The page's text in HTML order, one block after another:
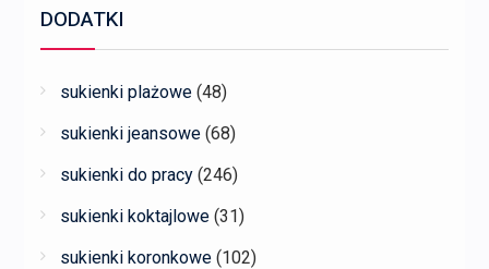
DODATKI
sukienki plażowe (48)
sukienki jeansowe (68)
sukienki do pracy (246)
sukienki koktajlowe (31)
sukienki koronkowe (102)